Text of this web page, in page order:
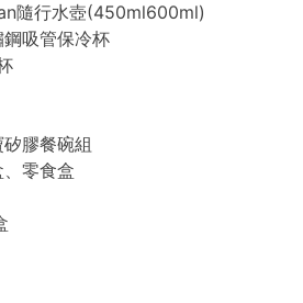
隨行水壺(450ml600ml)
吸管保冷杯
膠餐碗組
零食盒